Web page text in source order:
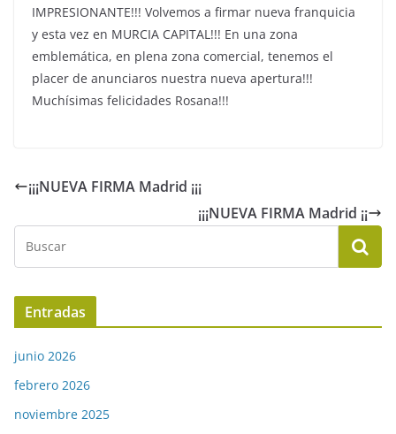
IMPRESIONANTE!!! Volvemos a firmar nueva franquicia
y esta vez en MURCIA CAPITAL!!! En una zona
emblemática, en plena zona comercial, tenemos el
placer de anunciaros nuestra nueva apertura!!!
Muchísimas felicidades Rosana!!!
¡¡¡NUEVA FIRMA Madrid ¡¡¡
¡¡¡NUEVA FIRMA Madrid ¡¡
Entradas
junio 2026
febrero 2026
noviembre 2025